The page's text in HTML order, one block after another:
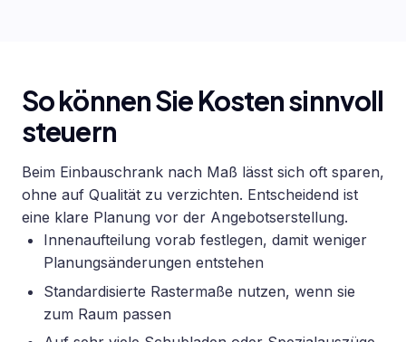
So können Sie Kosten sinnvoll
steuern
Beim Einbauschrank nach Maß lässt sich oft sparen,
ohne auf Qualität zu verzichten. Entscheidend ist
eine klare Planung vor der Angebotserstellung.
Innenaufteilung vorab festlegen, damit weniger
Planungsänderungen entstehen
Standardisierte Rastermaße nutzen, wenn sie
zum Raum passen